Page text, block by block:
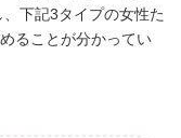
下記3タイプの女性た
ることが分かってい